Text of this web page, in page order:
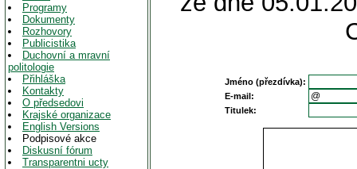
Programy
Dokumenty
Rozhovory
Publicistika
Duchovní a mravní
politologie
Přihláška
Kontakty
O předsedovi
Krajské organizace
English Versions
Podpisové akce
Diskusní fórum
Transparentni ucty
Jméno (přezdívka):
E-mail:
Titulek: